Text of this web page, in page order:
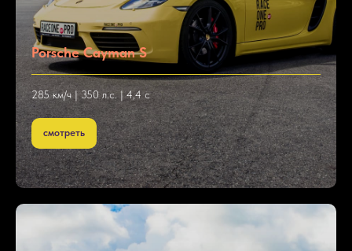
Porsche Cayman S
285 км/ч | 350 л.с. | 4,4 с
смотреть